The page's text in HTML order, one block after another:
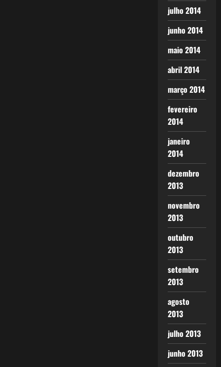
julho 2014
junho 2014
maio 2014
abril 2014
março 2014
fevereiro
2014
janeiro
2014
dezembro
2013
novembro
2013
outubro
2013
setembro
2013
agosto
2013
julho 2013
junho 2013